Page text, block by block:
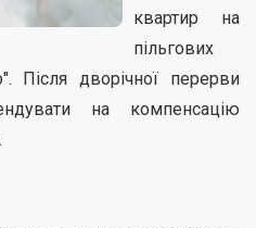
квартир на
пільгових
Після дворічної перерви
на компенсацію